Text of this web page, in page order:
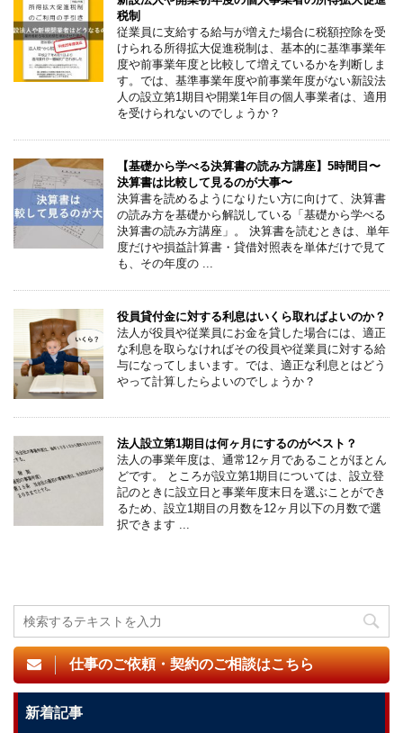
税制
従業員に支給する給与が増えた場合に税額控除を受
けられる所得拡大促進税制は、基本的に基準事業年
度や前事業年度と比較して増えているかを判断しま
す。では、基準事業年度や前事業年度がない新設法
人の設立第1期目や開業1年目の個人事業者は、適用
を受けられないのでしょうか？
【基礎から学べる決算書の読み方講座】5時間目〜
決算書は比較して見るのが大事〜
決算書を読めるようになりたい方に向けて、決算書
の読み方を基礎から解説している「基礎から学べる
決算書の読み方講座」。 決算書を読むときは、単年
度だけや損益計算書・貸借対照表を単体だけで見て
も、その年度の ...
役員貸付金に対する利息はいくら取ればよいのか？
法人が役員や従業員にお金を貸した場合には、適正
な利息を取らなければその役員や従業員に対する給
与になってしまいます。では、適正な利息とはどう
やって計算したらよいのでしょうか？
法人設立第1期目は何ヶ月にするのがベスト？
法人の事業年度は、通常12ヶ月であることがほとん
どです。 ところが設立第1期目については、設立登
記のときに設立日と事業年度末日を選ぶことができ
るため、設立1期目の月数を12ヶ月以下の月数で選
択できます ...
仕事のご依頼・契約のご相談はこちら
新着記事